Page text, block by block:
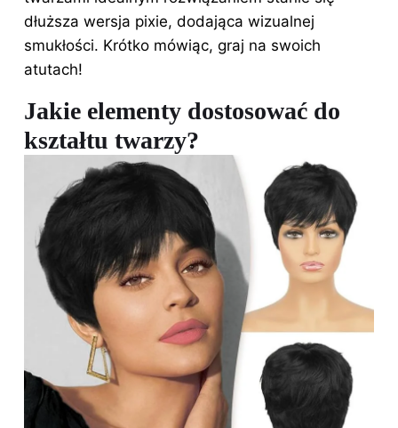
dłuższa wersja pixie, dodająca wizualnej
smukłości. Krótko mówiąc, graj na swoich
atutach!
Jakie elementy dostosować do
kształtu twarzy?